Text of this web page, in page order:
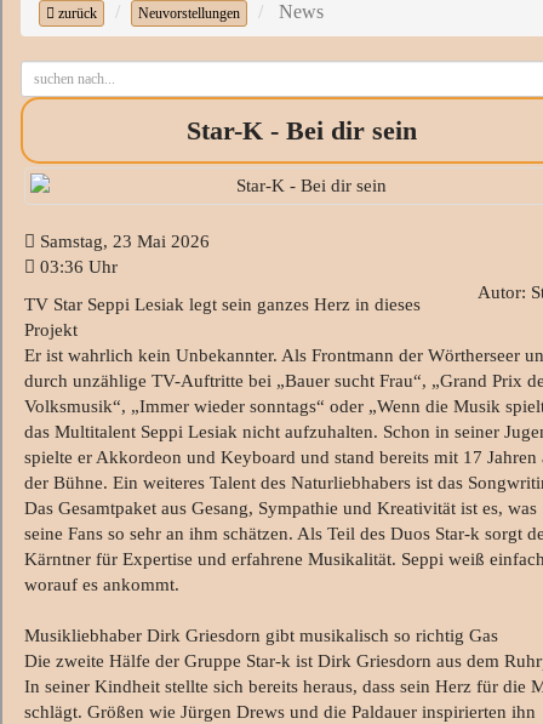
zurück Neuvorstellungen News
Star-K - Bei dir sein
Samstag, 23 Mai 2026
03:36 Uhr
Autor:
TV Star Seppi Lesiak legt sein ganzes Herz in dieses
Projekt
Er ist wahrlich kein Unbekannter. Als Frontmann der Wörtherseer
durch unzählige TV-Auftritte bei „Bauer sucht Frau“, „Grand Prix
Volksmusik“, „Immer wieder sonntags“ oder „Wenn die Musik
das Multitalent Seppi Lesiak nicht aufzuhalten. Schon in seiner
spielte er Akkordeon und Keyboard und stand bereits mit 17 Jahren
der Bühne. Ein weiteres Talent des Naturliebhabers ist das
Das Gesamtpaket aus Gesang, Sympathie und Kreativität ist es, was
seine Fans so sehr an ihm schätzen. Als Teil des Duos Star-k sorgt
Kärntner für Expertise und erfahrene Musikalität. Seppi weiß
worauf es ankommt.
Musikliebhaber Dirk Griesdorn gibt musikalisch so richtig Gas
Die zweite Hälfe der Gruppe Star-k ist Dirk Griesdorn aus dem
In seiner Kindheit stellte sich bereits heraus, dass sein Herz für die
schlägt. Größen wie Jürgen Drews und die Paldauer inspirierten ihn